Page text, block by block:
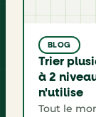
BLOG
Trier
à 2
n'utilise
Tout le